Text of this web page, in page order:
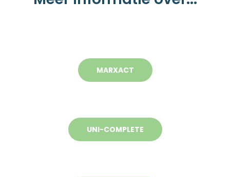
MARXACT
UNI-COMPLETE